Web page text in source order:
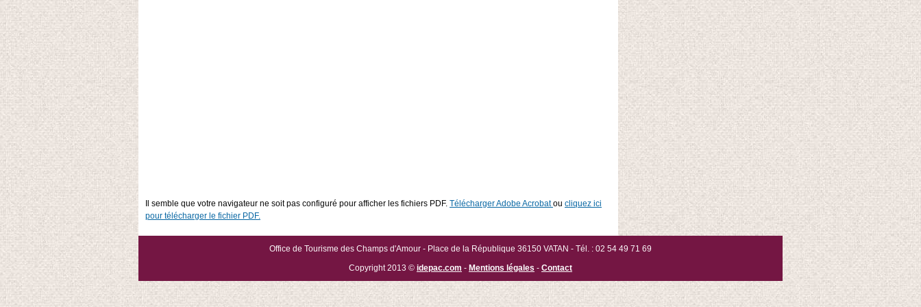
Il semble que votre navigateur ne soit pas configuré pour afficher les fichiers PDF. Télécharger Adobe Acrobatou cliquez ici
pour télécharger le fichier PDF.
Office de Tourisme des Champs d'Amour - Place de la République 36150 VATAN - Tél. : 02 54 49 71 69
Copyright 2013 © idepac.com - Mentions légales - Contact